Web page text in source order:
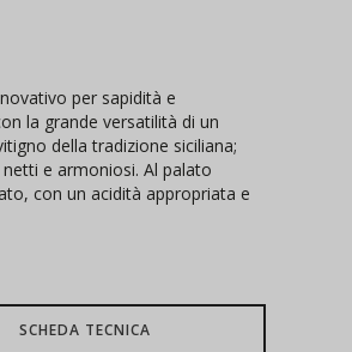
per sapidità e
la grande versatilità di un
della tradizione siciliana;
e armoniosi. Al palato
con un acidità appropriata e
SCHEDA TECNICA